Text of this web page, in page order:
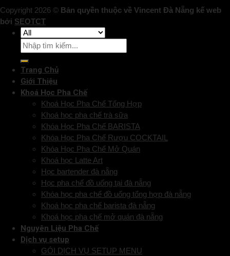
Copyright 2026 © Bản quyền thuộc về Vincent Đà Nẵng kế web
bởi SEOTCT
Trang Chủ
Giới Thiệu
Khoá Học Pha Chế
Khoá Học Pha Chế Tổng Hợp
Khoá học pha chế trà sữa
Khóa Học Pha Chế BARISTA
Khóa Học Pha Chế Rượu COCKTAIL
Khóa Học Pha Chế Mở Quán
Khoá học Latte Art
Học bartender đà nẵng
Học pha chế đồ uống tại đà nẵng
Khóa học pha chế đồ uống tổng hợp đà nẵng
Khoá học pha chế barista đà nẵng
Khoá học pha chế mở quán đà nẵng
Nguyên Liệu Pha Chế
Dịch vụ setup
GÓI DỊCH VỤ SETUP MENU